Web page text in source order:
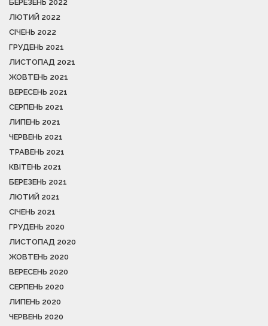
БЕРЕЗЕНЬ 2022
ЛЮТИЙ 2022
СІЧЕНЬ 2022
ГРУДЕНЬ 2021
ЛИСТОПАД 2021
ЖОВТЕНЬ 2021
ВЕРЕСЕНЬ 2021
СЕРПЕНЬ 2021
ЛИПЕНЬ 2021
ЧЕРВЕНЬ 2021
ТРАВЕНЬ 2021
КВІТЕНЬ 2021
БЕРЕЗЕНЬ 2021
ЛЮТИЙ 2021
СІЧЕНЬ 2021
ГРУДЕНЬ 2020
ЛИСТОПАД 2020
ЖОВТЕНЬ 2020
ВЕРЕСЕНЬ 2020
СЕРПЕНЬ 2020
ЛИПЕНЬ 2020
ЧЕРВЕНЬ 2020